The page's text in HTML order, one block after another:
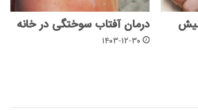
درمان آفتاب سوختگی در خانه
۱۴۰۳-۱۲-۳۰